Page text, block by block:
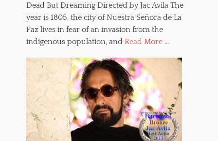
Dead But Dreaming Directed by Jac Avila The
year is 1805, the city of Nuestra Señora de La
Paz lives in fear of an invasion from the
indigenous population, and Read More ...